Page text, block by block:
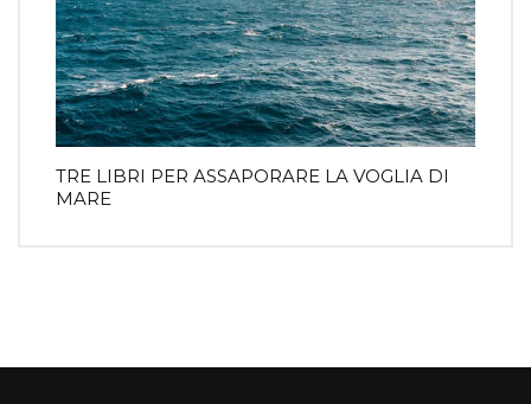
TRE LIBRI PER ASSAPORARE LA VOGLIA DI
MARE